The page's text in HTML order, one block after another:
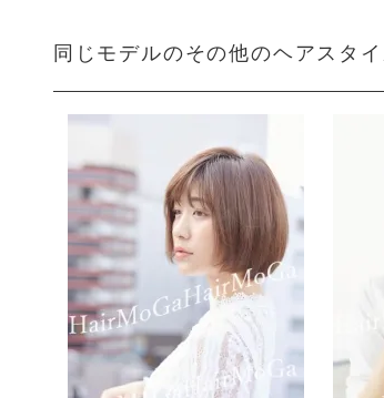
同じモデルのその他のヘアスタ